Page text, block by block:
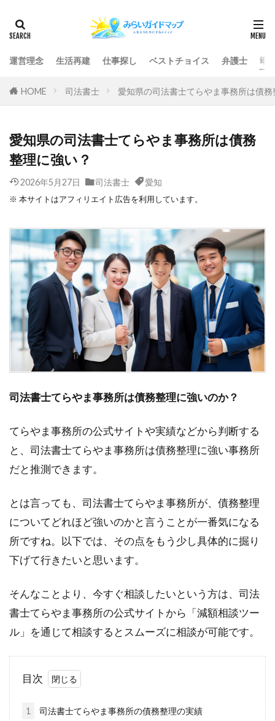
運営理念 生活再建 仕事探し ベストチョイス 弁護士 司
HOME 司法書士 愛知県の司法書士てらやま事務所は債
愛知県の司法書士てらやま事務所は債務
整理に強い？
2026年5月27日 司法書士 愛知
※ 本サイトはアフィリエイト広告を利用しています。
司法書士てらやま事務所は債務整理に強いのか？
てらやま事務所の公式サイトや実績などから判断する
と、司法書士てらやま事務所は債務整理に強い事務所
だと推測できます。
とは言っても、司法書士てらやま事務所が、債務整理
についてどれほど強いのかと言うことが一番気になる
所ですね。以下では、その点をもう少し具体的に掘り
下げて行きたいと思います。
そんなことより、今すぐ相談したいという方は、司法
書士てらやま事務所の公式サイトから「減額相談ツー
ル」を通じて相談するとスムーズに相談が可能です。
目次
1 司法書士てらやま事務所の債務整理の実績